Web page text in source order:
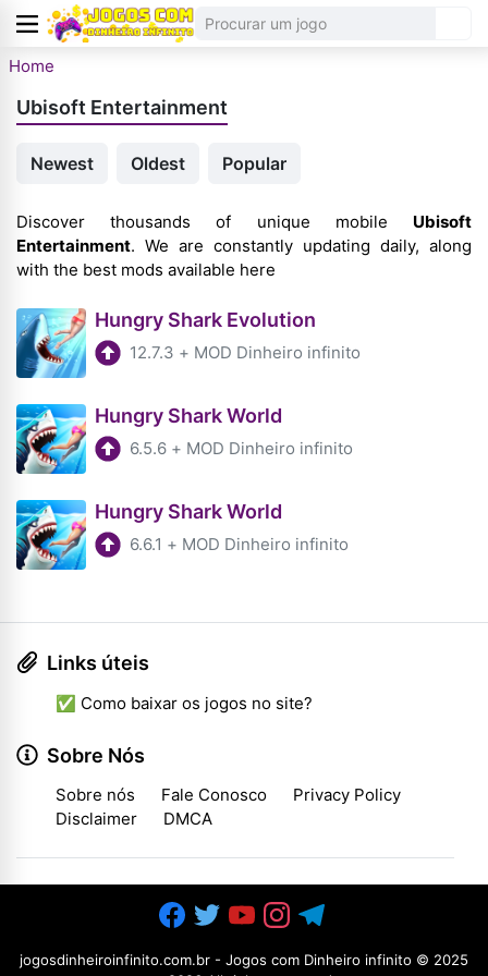
Home
Ubisoft Entertainment
Newest Oldest Popular
Discover thousands of unique mobile Ubisoft
Entertainment. We are constantly updating daily, along
with the best mods available here
Hungry Shark Evolution
12.7.3 + MOD Dinheiro infinito
Hungry Shark World
6.5.6 + MOD Dinheiro infinito
Hungry Shark World
6.6.1 + MOD Dinheiro infinito
Links úteis
✅ Como baixar os jogos no site?
Sobre Nós
Sobre nós Fale Conosco
Privacy Policy
Disclaimer
DMCA
jogosdinheiroinfinito.com.br - Jogos com Dinheiro infinito © 2025